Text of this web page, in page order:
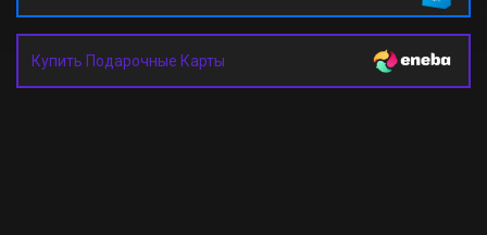
Купить Подарочные Карты